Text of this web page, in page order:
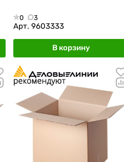
0 3
Арт. 9603333
В корзину